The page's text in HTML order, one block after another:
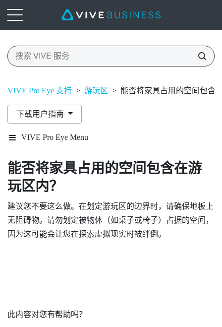
VIVE Pro Eye 支持 > 游玩区 > 能否将家具占用的空间包含
下载用户指南
VIVE Pro Eye Menu
能否将家具占用的空间包含在游
玩区内？
建议您不要这么做。在划定游玩区的边界时，请确保地板上
无阻碍物。请勿划定被物体（如桌子或椅子）占据的空间，
因为这可能会让您在探索虚拟现实时被绊倒。
此内容对您有帮助吗？